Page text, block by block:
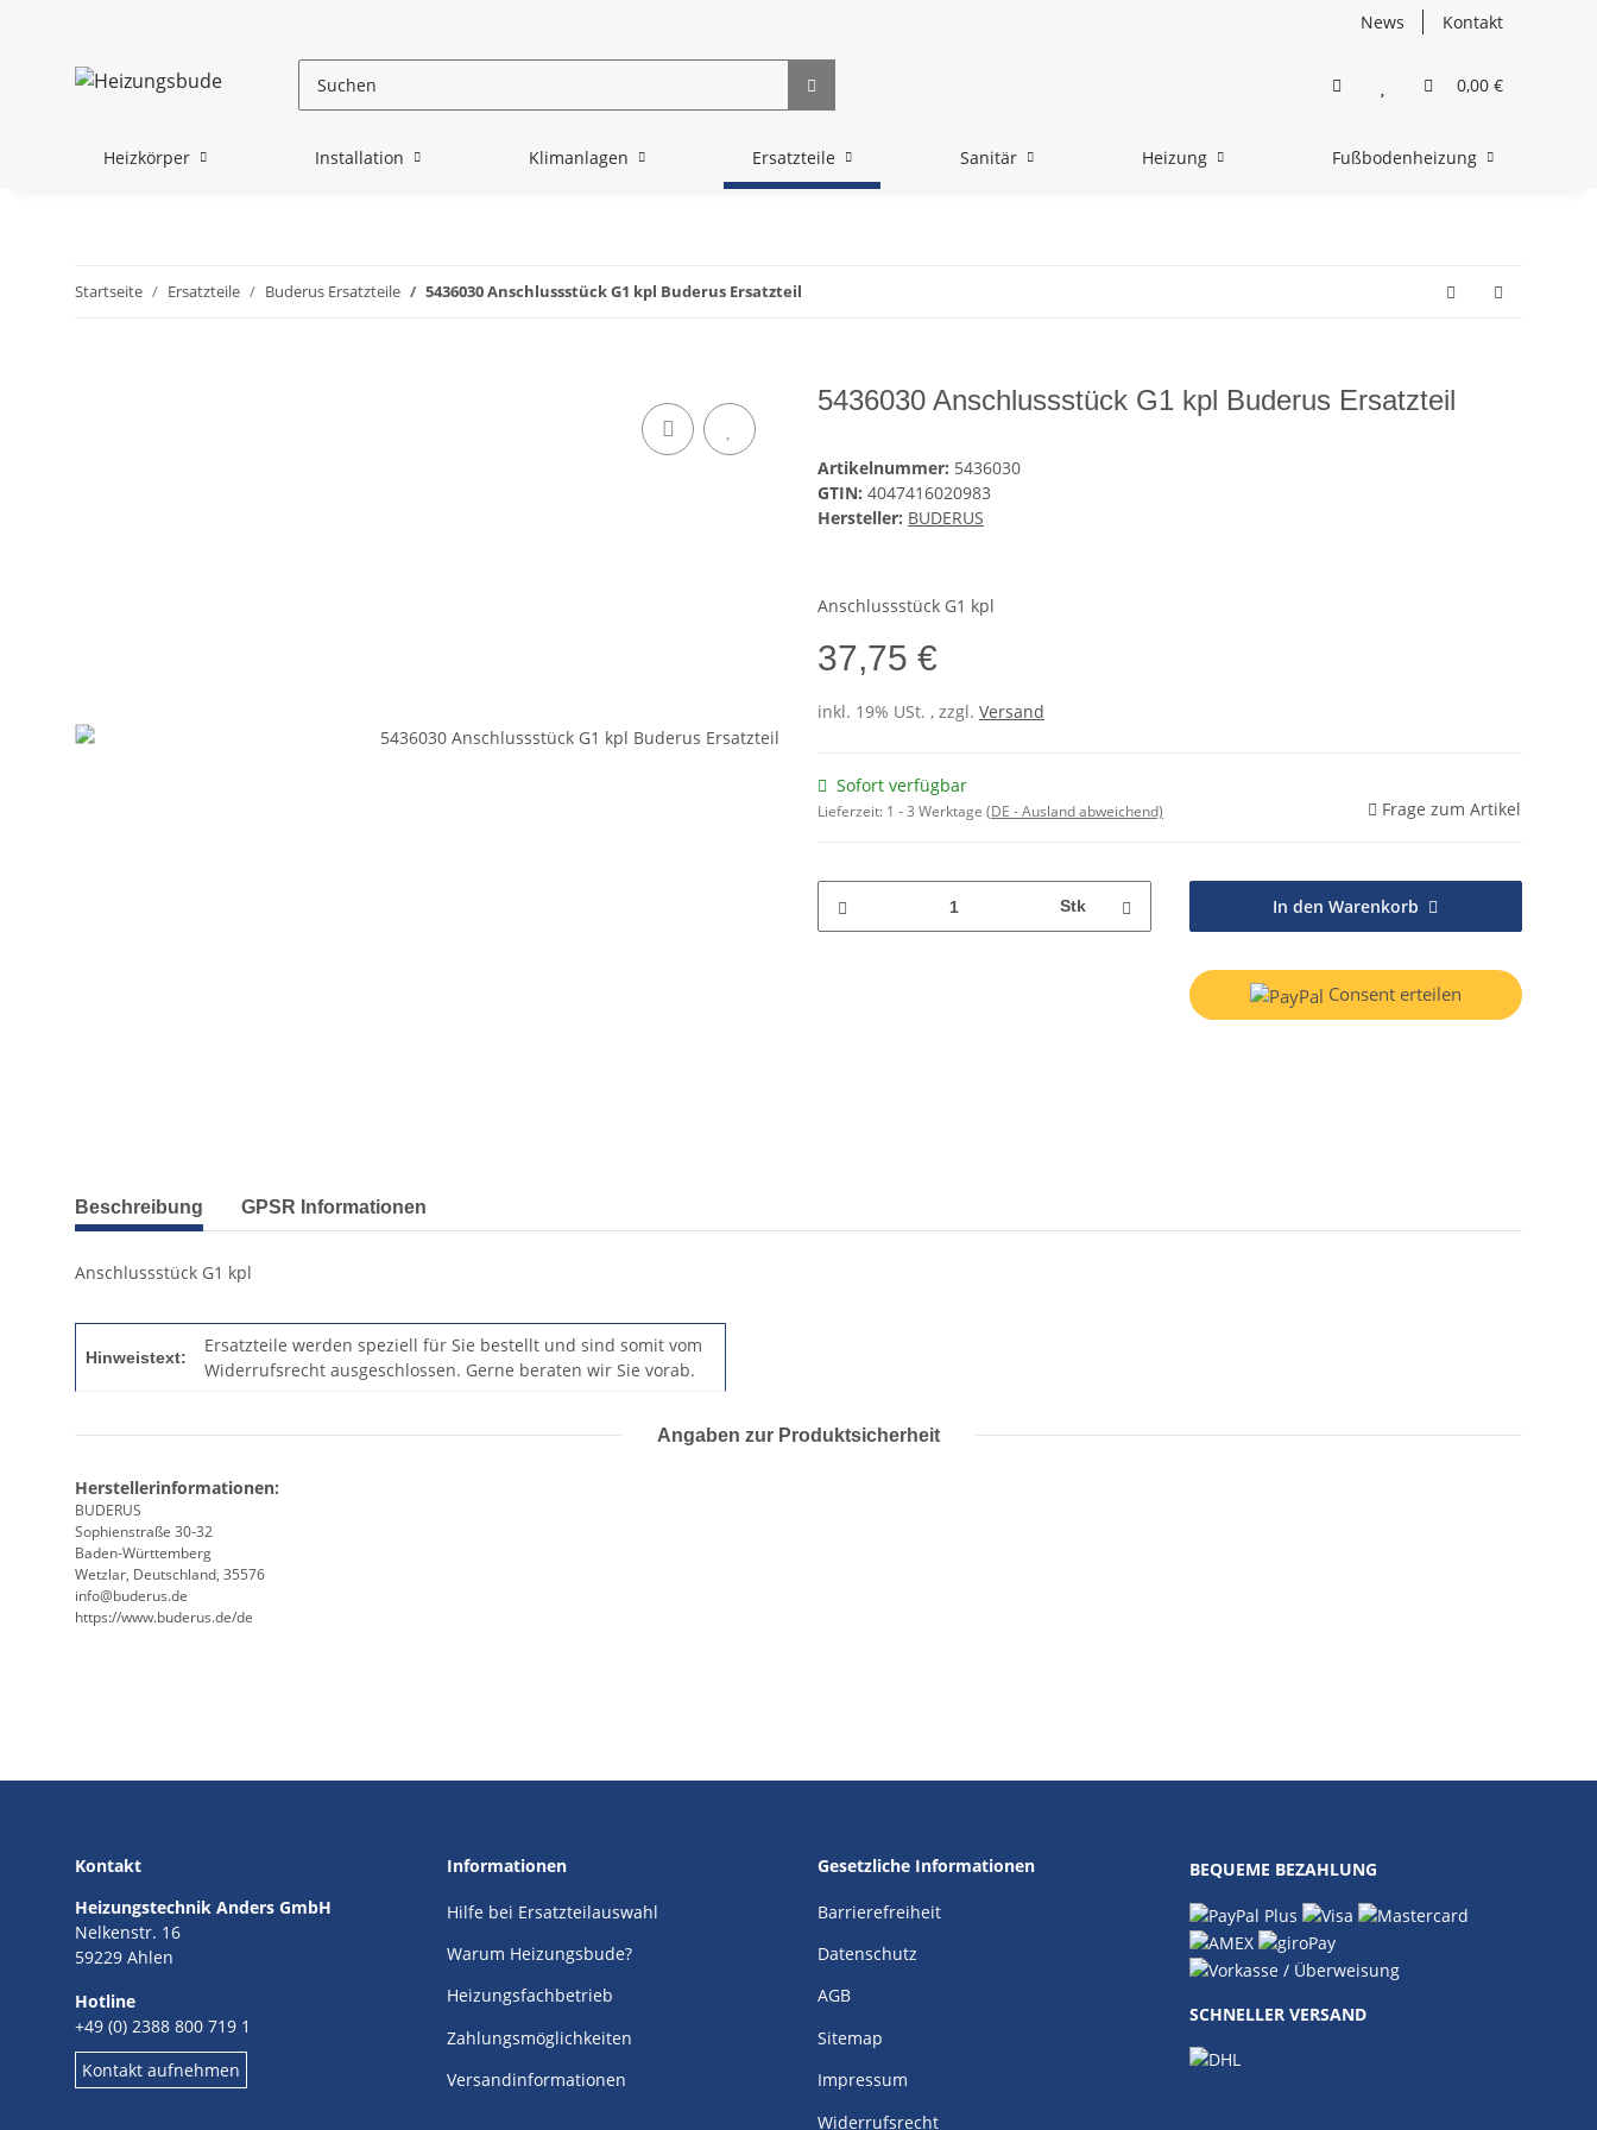
News Kontakt
0,00 €
Heizkörper Installation Klimanlagen Ersatzteile Sanitär Heizung Fußbodenheizung
Startseite Ersatzteile Buderus Ersatzteile 5436030 Anschlussstück G1 kpl Buderus Ersatzteil
5436030 Anschlussstück G1 kpl Buderus Ersatzteil
Artikelnummer: 5436030
GTIN: 4047416020983
Hersteller: BUDERUS
Anschlussstück G1 kpl
37,75 €
inkl. 19% USt. , zzgl. Versand
Sofort verfügbar
Lieferzeit: 1 - 3 Werktage (DE - Ausland abweichend) Frage zum Artikel
Stk In den Warenkorb
Consent erteilen
Beschreibung GPSR Informationen
Anschlussstück G1 kpl
Hinweistext:
Ersatzteile werden speziell für Sie bestellt und sind somit vom
Widerrufsrecht ausgeschlossen. Gerne beraten wir Sie vorab.
Angaben zur Produktsicherheit
Herstellerinformationen:
BUDERUS
Sophienstraße 30-32
Baden-Württemberg
Wetzlar, Deutschland, 35576
info@buderus.de
https://www.buderus.de/de
Kontakt
Heizungstechnik Anders GmbH
Nelkenstr. 16
59229 Ahlen
Hotline
+49 (0) 2388 800 719 1
Kontakt aufnehmen
Informationen
Hilfe bei Ersatzteilauswahl
Warum Heizungsbude?
Heizungsfachbetrieb
Zahlungsmöglichkeiten
Versandinformationen
Gesetzliche Informationen
Barrierefreiheit
Datenschutz
AGB
Sitemap
Impressum
Widerrufsrecht
BEQUEME BEZAHLUNG
SCHNELLER VERSAND